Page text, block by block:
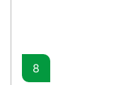
8